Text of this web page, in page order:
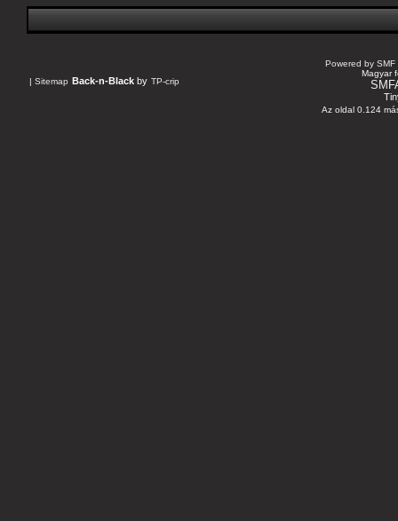
| Sitemap Back-n-Black by TP-crip
Powered by SMF
Magyar
Az oldal 0.124